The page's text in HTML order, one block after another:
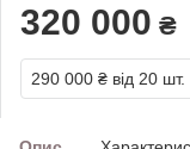
320 000 ₴
290 000 ₴ від 20 шт.